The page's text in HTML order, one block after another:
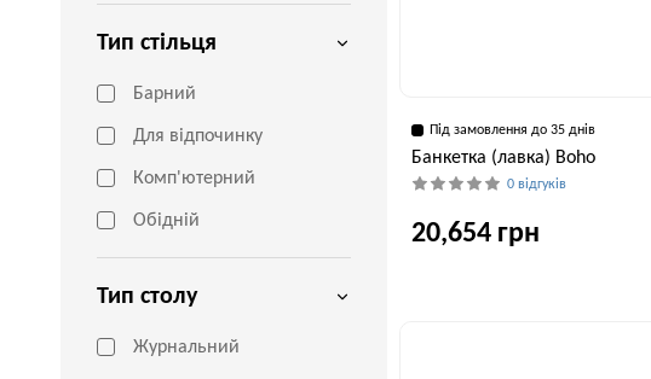
Тип стільця
Барний
Для відпочинку
Комп'ютерний
Обідній
Тип столу
Журнальний
Під замовлення до 35 днів
Банкетка (лавка) Boho
0 відгуків
20,654 грн